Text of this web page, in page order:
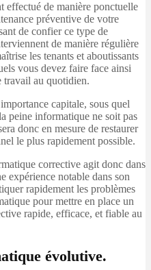
effectué de manière ponctuelle
préventive de votre
de confier ce type de
de manière régulière
les tenants et aboutissants
vous devez faire face ainsi
travail au quotidien.
capitale, sous quel
peine informatique ne soit pas
donc en mesure de restaurer
le plus rapidement possible.
corrective agit donc dans
expérience notable dans son
rapidement les problèmes
pour mettre en place un
rapide, efficace, et fiable au
évolutive.